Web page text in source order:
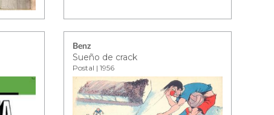
Benz
Sueño de crack
Postal | 1956